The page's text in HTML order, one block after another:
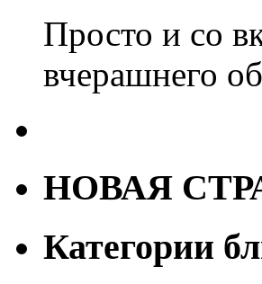
Просто и со
вчерашнего
НОВАЯ
Категории